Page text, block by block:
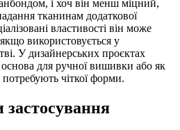
і хоч він менш міцний,
тканинам додаткової
властивості він може
використовується у
У дизайнерських проєктах
основа для ручної вишивки або як
чіткої форми.